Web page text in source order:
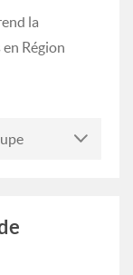
la
Région